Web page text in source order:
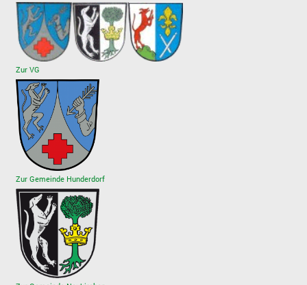
Zur VG
Zur Gemeinde Hunderdorf